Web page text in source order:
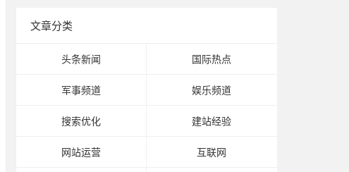
文章分类
头条新闻 国际热点
军事频道 娱乐频道
搜索优化 建站经验
网站运营 互联网